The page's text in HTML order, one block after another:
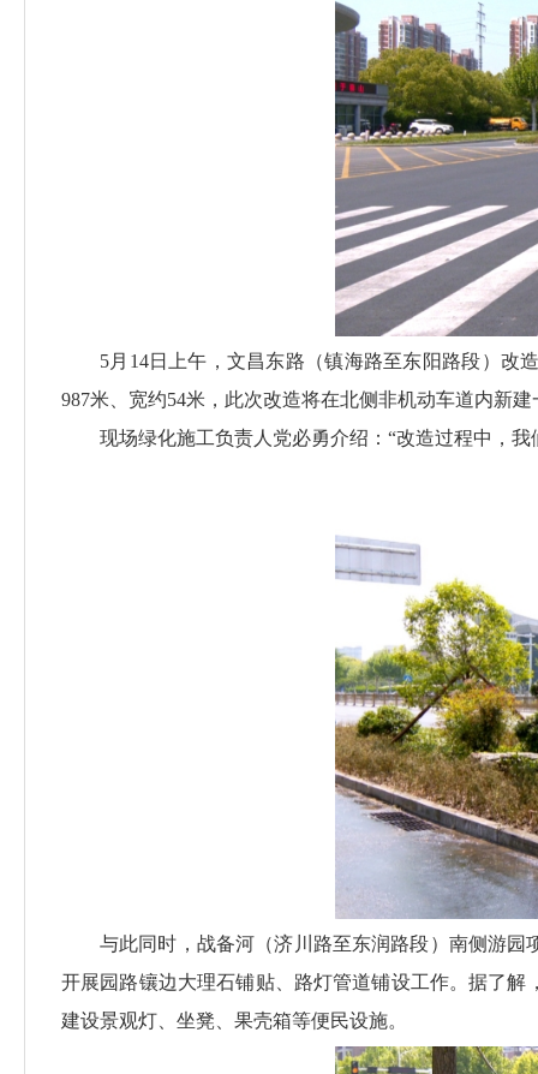
5月14日上午，文昌东路（镇海路至东阳路段）改
987米、宽约54米，此次改造将在北侧非机动车道内新
现场绿化施工负责人党必勇介绍：“改造过程中，
与此同时，战备河（济川路至东润路段）南侧游
开展园路镶边大理石铺贴、路灯管道铺设工作。据了
建设景观灯、坐凳、果壳箱等便民设施。